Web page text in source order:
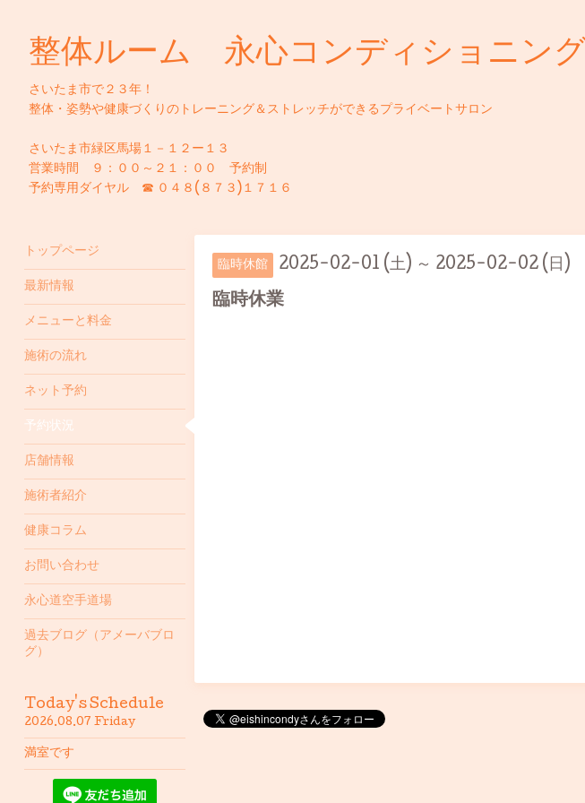
整体ルーム 永心コンディショニング
さいたま市で２３年！
整体・姿勢や健康づくりのトレーニング＆ストレッチができるプライベートサロン
さいたま市緑区馬場１－１２ー１３
営業時間 ９：００～２１：００ 予約制
予約専用ダイヤル ☎ ０４８(８７３)１７１６
臨時休館 2025-02-01 (土) ～ 2025-02-02 (日)
臨時休業
トップページ
最新情報
メニューと料金
施術の流れ
ネット予約
予約状況
店舗情報
施術者紹介
健康コラム
お問い合わせ
永心道空手道場
過去ブログ（アメーバブロ
グ）
Today's Schedule
2026.08.07 Friday
満室です